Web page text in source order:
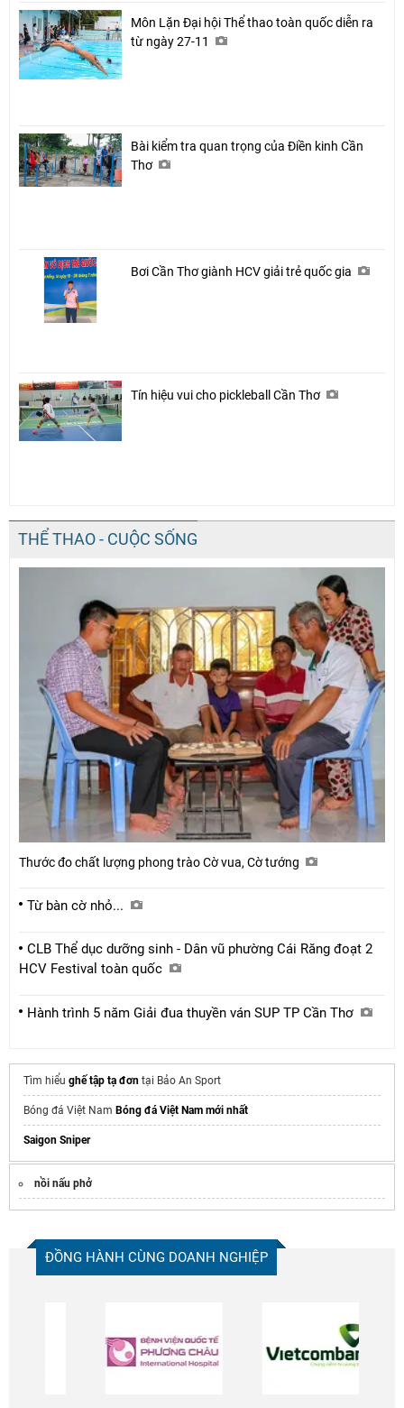
Môn Lặn Đại hội Thể thao toàn quốc diễn ra
từ ngày 27-11
Bài kiểm tra quan trọng của Điền kinh Cần
Thơ
Bơi Cần Thơ giành HCV giải trẻ quốc gia
Tín hiệu vui cho pickleball Cần Thơ
THỂ THAO - CUỘC SỐNG
Thước đo chất lượng phong trào Cờ vua, Cờ tướng
Từ bàn cờ nhỏ...
CLB Thể dục dưỡng sinh - Dân vũ phường Cái Răng đoạt 2
HCV Festival toàn quốc
Hành trình 5 năm Giải đua thuyền ván SUP TP Cần Thơ
Tìm hiểu ghế tập tạ đơn tại Bảo An Sport
Bóng đá Việt Nam Bóng đá Việt Nam mới nhất
Saigon Sniper
nồi nấu phở
ĐỒNG HÀNH CÙNG DOANH NGHIỆP